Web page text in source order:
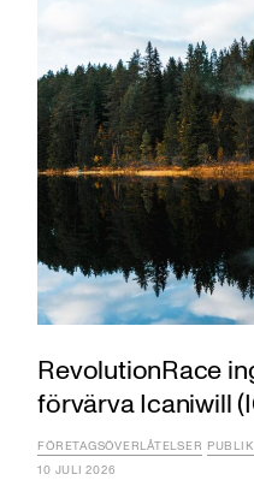
RevolutionRace
förvärva Icaniwill
FÖRETAGSÖVERLÅTELSER
10 JULI 2026